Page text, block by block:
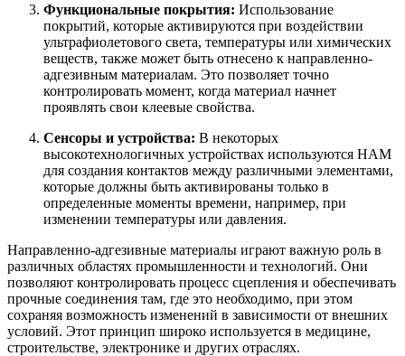
Функциональные покрытия: Использование
покрытий, которые активируются при воздействии
ультрафиолетового света, температуры или химических
веществ, также может быть отнесено к направленно-
адгезивным материалам. Это позволяет точно
контролировать момент, когда материал начнет
проявлять свои клеевые свойства.
Сенсоры и устройства: В некоторых
высокотехнологичных устройствах используются НАМ
для создания контактов между различными элементами,
которые должны быть активированы только в
определенные моменты времени, например, при
изменении температуры или давления.
Направленно-адгезивные материалы играют важную роль в
различных областях промышленности и технологий. Они
позволяют контролировать процесс сцепления и обеспечивать
прочные соединения там, где это необходимо, при этом
сохраняя возможность изменений в зависимости от внешних
условий. Этот принцип широко используется в медицине,
строительстве, электронике и других отраслях.